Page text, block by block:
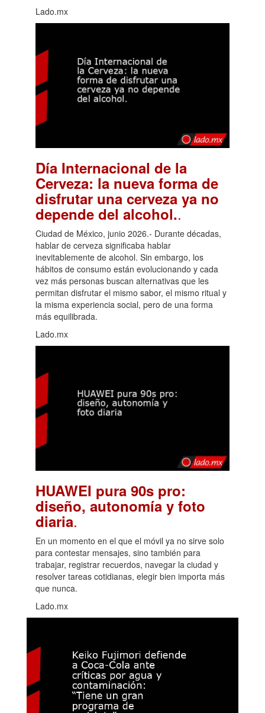
Lado.mx
Día Internacional de la
Cerveza: la nueva forma de
disfrutar una cerveza ya no
depende del alcohol..
Ciudad de México, junio 2026.- Durante décadas,
hablar de cerveza significaba hablar
inevitablemente de alcohol. Sin embargo, los
hábitos de consumo están evolucionando y cada
vez más personas buscan alternativas que les
permitan disfrutar el mismo sabor, el mismo ritual y
la misma experiencia social, pero de una forma
más equilibrada.
Lado.mx
HUAWEI pura 90s pro:
diseño, autonomía y foto
diaria.
En un momento en el que el móvil ya no sirve solo
para contestar mensajes, sino también para
trabajar, registrar recuerdos, navegar la ciudad y
resolver tareas cotidianas, elegir bien importa más
que nunca.
Lado.mx